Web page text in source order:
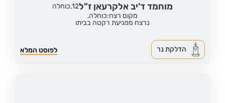
מוחמד ד'יב אלקרעאן ז"ל12, כוחלה
מקום רצח:כוחלה,
נרצח מפגיעת רקטה בביתו
לפוסט המלא הדלקת נר